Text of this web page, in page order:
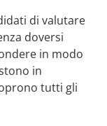
di valutare
doversi
in modo
in
tutti gli